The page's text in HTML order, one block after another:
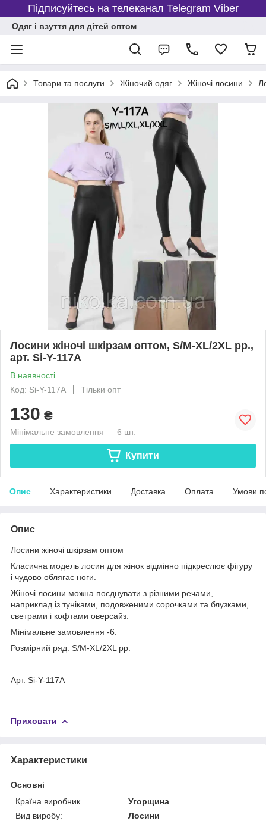
Підписуйтесь на телеканал Telegram Viber
Одяг і взуття для дітей оптом
Товари та послуги Жіночий одяг Жіночі лосини
Лосини жіночі шкірзам оптом, S/M-XL/2XL рр.,
арт. Si-Y-117A
В наявності
Код: Si-Y-117A
Тільки опт
130 ₴
Мінімальне замовлення — 6 шт.
Купити
Опис Характеристики Доставка Оплата Умови
Опис
Лосини жіночі шкірзам оптом
Класична модель лосин для жінок відмінно підкреслює фігуру
і чудово облягає ноги.
Жіночі лосини можна поєднувати з різними речами,
наприклад із туніками, подовженими сорочками та блузками,
светрами і кофтами оверсайз.
Мінімальне замовлення -6.
Розмірний ряд: S/M-XL/2XL рр.
Арт. Si-Y-117A
Приховати
Характеристики
Основні
Країна виробник
Угорщина
Вид виробу:
Лосини